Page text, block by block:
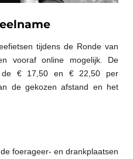
tijdens de Ronde van
vooraf online mogelijk. De
de € 17,50 en € 22,50 per
de gekozen afstand en het
foerageer- en drankplaatsen